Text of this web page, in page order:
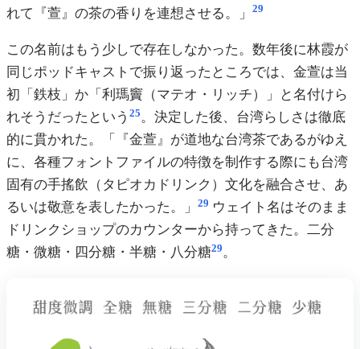
れて『萱』の茶の香りを連想させる。」
29
この名前はもう少しで存在しなかった。数年後に林霞が
同じポッドキャストで振り返ったところでは、金萱は当
初「鉄枝」か「利瑪竇（マテオ・リッチ）」と名付けら
れそうだったという 25。決定した後、台湾らしさは徹底
的に貫かれた。「『金萱』が道地な台湾茶であるがゆえ
に、各種フォントファイルの特徴を制作する際にも台湾
固有の手搖飲（タピオカドリンク）文化を融合させ、あ
るいは敬意を表したかった。」
29 ウェイト名はそのまま
ドリンクショップのカウンターから持ってきた。二分
糖・微糖・四分糖・半糖・八分糖29。